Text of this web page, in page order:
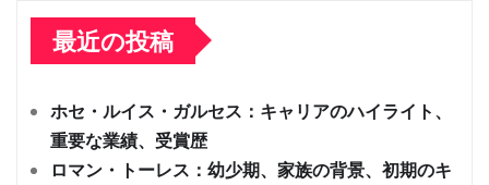
最近の投稿
ホセ・ルイス・ガルセス：キャリアのハイライト、
重要な業績、受賞歴
ロマン・トーレス：幼少期、家族の背景、初期のキ